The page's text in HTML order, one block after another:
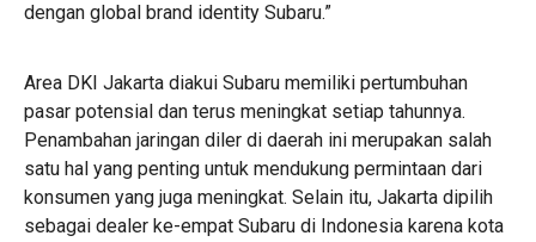
dengan global brand identity Subaru.”
Area DKI Jakarta diakui Subaru memiliki pertumbuhan
pasar potensial dan terus meningkat setiap tahunnya.
Penambahan jaringan diler di daerah ini merupakan salah
satu hal yang penting untuk mendukung permintaan dari
konsumen yang juga meningkat. Selain itu, Jakarta dipilih
sebagai dealer ke-empat Subaru di Indonesia karena kota